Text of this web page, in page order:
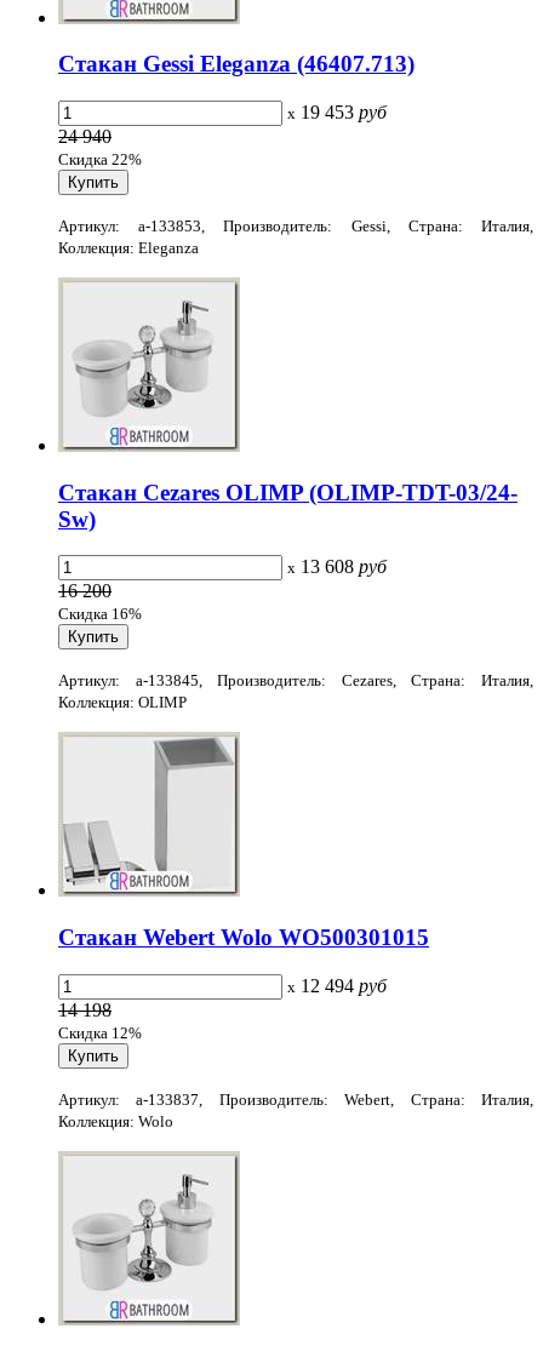
Стакан Gessi Eleganza (46407.713)
x 19 453 руб
24 940
Скидка 22%
Артикул: a-133853, Производитель: Gessi, Страна: Италия,
Коллекция: Eleganza
Стакан Cezares OLIMP (OLIMP-TDT-03/24-
Sw)
x 13 608 руб
16 200
Скидка 16%
Артикул: a-133845, Производитель: Cezares, Страна: Италия,
Коллекция: OLIMP
Стакан Webert Wolo WO500301015
x 12 494 руб
14 198
Скидка 12%
Артикул: a-133837, Производитель: Webert, Страна: Италия,
Коллекция: Wolo